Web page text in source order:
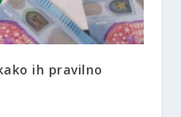
ih pravilno